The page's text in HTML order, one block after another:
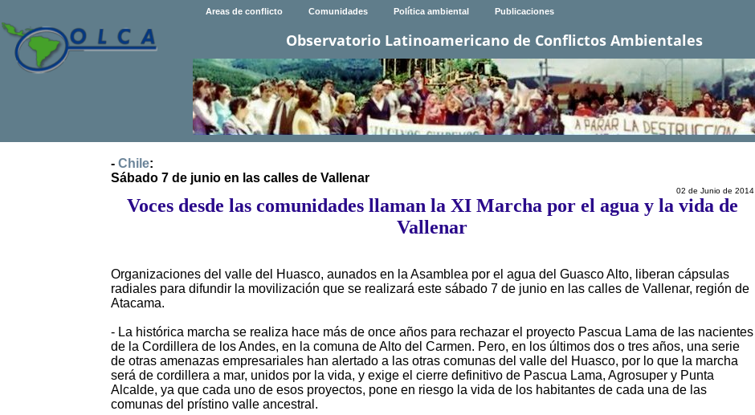
Areas de conflicto Comunidades Política ambiental Publicaciones
Observatorio Latinoamericano de Conflictos Ambientales
- Chile:
Sábado 7 de junio en las calles de Vallenar
02 de Junio de 2014
Voces desde las comunidades llaman la XI Marcha por el agua y la vida de
Vallenar
Organizaciones del valle del Huasco, aunados en la Asamblea por el agua del Guasco Alto, liberan cápsulas
radiales para difundir la movilización que se realizará este sábado 7 de junio en las calles de Vallenar, región de
Atacama.
- La histórica marcha se realiza hace más de once años para rechazar el proyecto Pascua Lama de las nacientes
de la Cordillera de los Andes, en la comuna de Alto del Carmen. Pero, en los últimos dos o tres años, una serie
de otras amenazas empresariales han alertado a las otras comunas del valle del Huasco, por lo que la marcha
será de cordillera a mar, unidos por la vida, y exige el cierre definitivo de Pascua Lama, Agrosuper y Punta
Alcalde, ya que cada uno de esos proyectos, pone en riesgo la vida de los habitantes de cada una de las
comunas del prístino valle ancestral.